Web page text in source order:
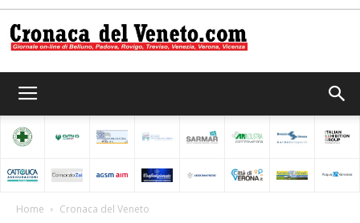
del
Home Cronaca del Veneto